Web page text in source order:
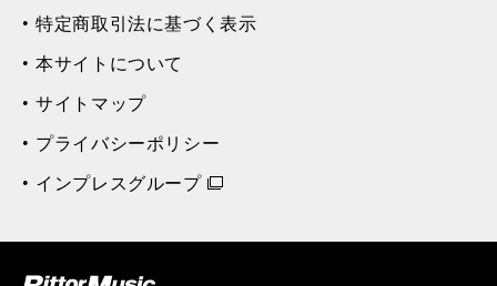
特定商取引法に基づく表示
本サイトについて
サイトマップ
プライバシーポリシー
インプレスグループ